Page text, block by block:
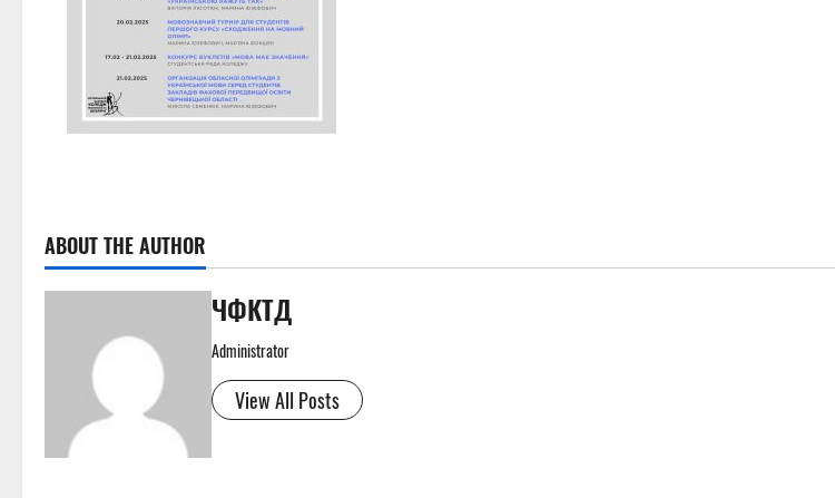
ABOUT THE AUTHOR
ЧФКТД
Administrator
View All Posts